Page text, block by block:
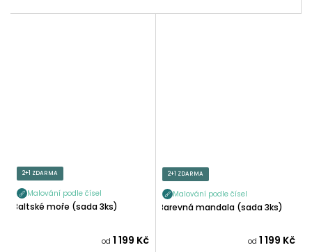
2+1 ZDARMA
Malování podle čísel
Baltské moře (sada 3ks)
od 1 199 Kč
2+1 ZDARMA
Malování podle čísel
Barevná mandala (sada 3ks)
od 1 199 Kč